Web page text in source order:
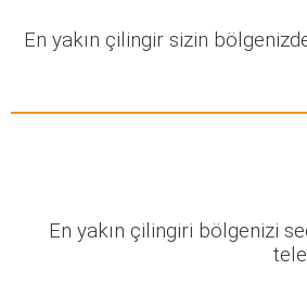
En yakın çilingir sizin
En yakın çilingiri bölgenizi